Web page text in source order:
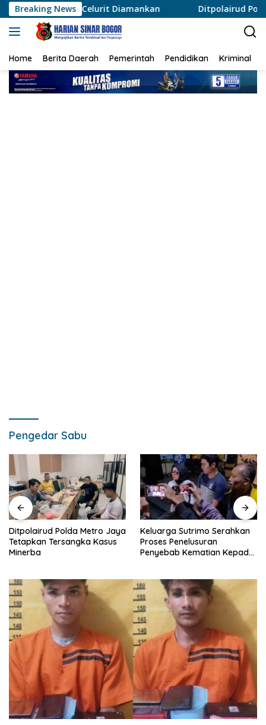
Langsung
ke
konten
Breaking News
Diamankan Ditpolairud Polda Metro Jaya
Home Berita Daerah Pemerintah Pendidikan Kriminal
Pengedar Sabu
Ditpolairud Polda Metro Jaya
Tetapkan Tersangka Kasus
Minerba
Keluarga Sutrimo Serahkan
Proses Penelusuran
Penyebab Kematian Kepada